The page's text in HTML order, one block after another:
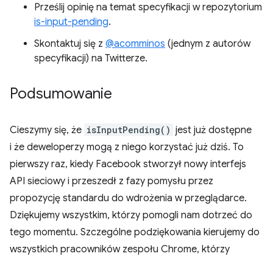
Prześlij opinię na temat specyfikacji w repozytorium
is-input-pending.
Skontaktuj się z @acomminos (jednym z autorów
specyfikacji) na Twitterze.
Podsumowanie
Cieszymy się, że isInputPending() jest już dostępne
i że deweloperzy mogą z niego korzystać już dziś. To
pierwszy raz, kiedy Facebook stworzył nowy interfejs
API sieciowy i przeszedł z fazy pomysłu przez
propozycję standardu do wdrożenia w przeglądarce.
Dziękujemy wszystkim, którzy pomogli nam dotrzeć do
tego momentu. Szczególne podziękowania kierujemy do
wszystkich pracowników zespołu Chrome, którzy